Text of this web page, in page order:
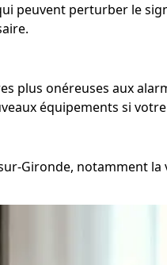
peuvent perturber le
onéreuses aux
équipements si
Gironde, notamment